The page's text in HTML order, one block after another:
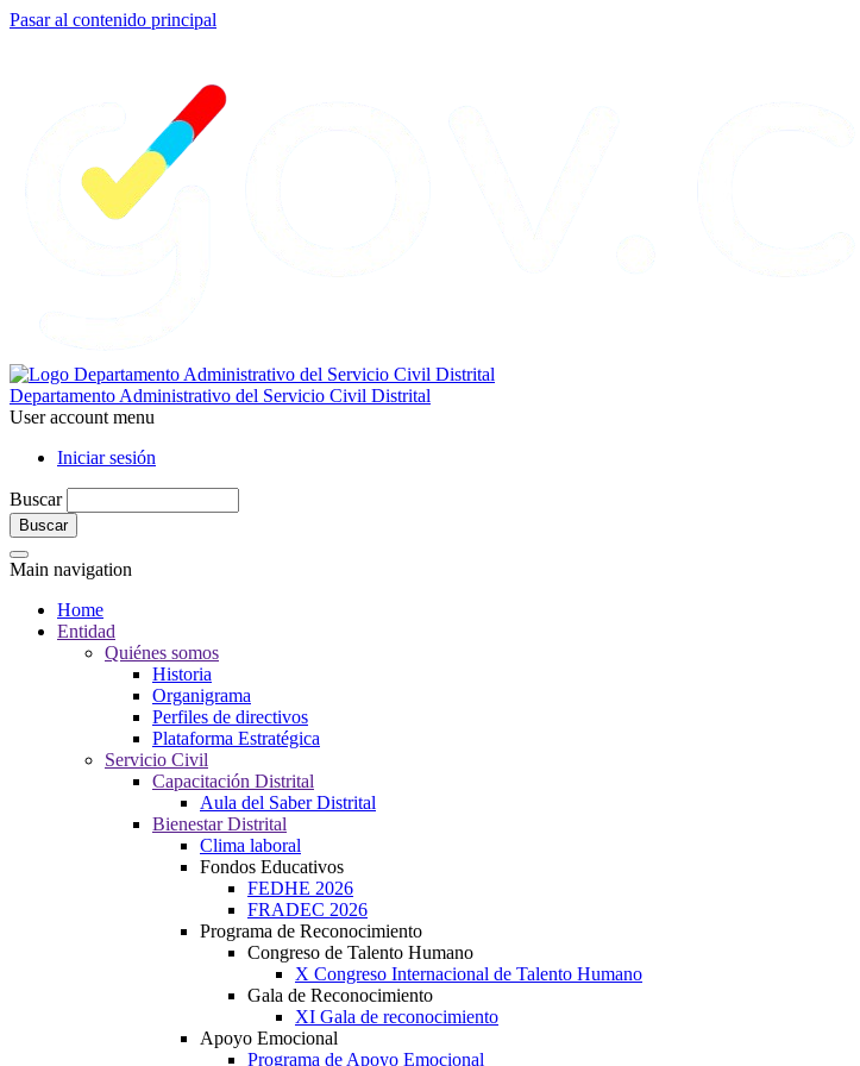
Pasar al contenido principal
Departamento Administrativo del Servicio Civil Distrital
User account menu
Iniciar sesión
Buscar
Main navigation
Home
Entidad
Quiénes somos
Historia
Organigrama
Perfiles de directivos
Plataforma Estratégica
Servicio Civil
Capacitación Distrital
Aula del Saber Distrital
Bienestar Distrital
Clima laboral
Fondos Educativos
FEDHE 2026
FRADEC 2026
Programa de Reconocimiento
Congreso de Talento Humano
X Congreso Internacional de Talento Humano
Gala de Reconocimiento
XI Gala de reconocimiento
Apoyo Emocional
Programa de Apoyo Emocional